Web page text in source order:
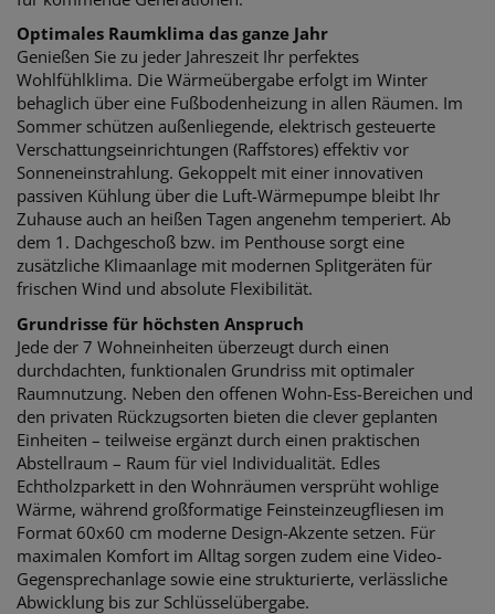
Optimales Raumklima das ganze Jahr
Genießen Sie zu jeder Jahreszeit Ihr perfektes
Wohlfühlklima. Die Wärmeübergabe erfolgt im Winter
behaglich über eine Fußbodenheizung in allen Räumen. Im
Sommer schützen außenliegende, elektrisch gesteuerte
Verschattungseinrichtungen (Raffstores) effektiv vor
Sonneneinstrahlung. Gekoppelt mit einer innovativen
passiven Kühlung über die Luft-Wärmepumpe bleibt Ihr
Zuhause auch an heißen Tagen angenehm temperiert. Ab
dem 1. Dachgeschoß bzw. im Penthouse sorgt eine
zusätzliche Klimaanlage mit modernen Splitgeräten für
frischen Wind und absolute Flexibilität.
Grundrisse für höchsten Anspruch
Jede der 7 Wohneinheiten überzeugt durch einen
durchdachten, funktionalen Grundriss mit optimaler
Raumnutzung. Neben den offenen Wohn-Ess-Bereichen und
den privaten Rückzugsorten bieten die clever geplanten
Einheiten – teilweise ergänzt durch einen praktischen
Abstellraum – Raum für viel Individualität. Edles
Echtholzparkett in den Wohnräumen versprüht wohlige
Wärme, während großformatige Feinsteinzeugfliesen im
Format 60x60 cm moderne Design-Akzente setzen. Für
maximalen Komfort im Alltag sorgen zudem eine Video-
Gegensprechanlage sowie eine strukturierte, verlässliche
Abwicklung bis zur Schlüsselübergabe.